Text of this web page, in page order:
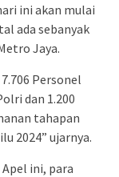
ini akan mulai
ada sebanyak
Jaya.
Personel
dan 1.200
tahapan
2024” ujarnya.
ini, para